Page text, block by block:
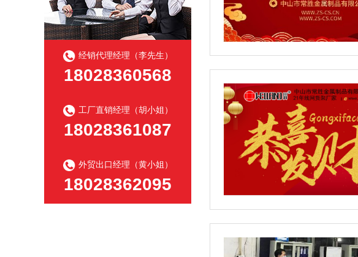
经销代理经理（李先生）
18028360568
工厂直销经理（胡小姐）
18028361087
外贸出口经理（黄小姐）
18028362095